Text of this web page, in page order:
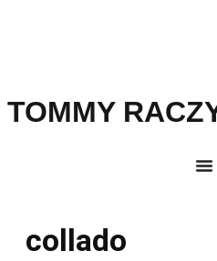
TOMMY
collado